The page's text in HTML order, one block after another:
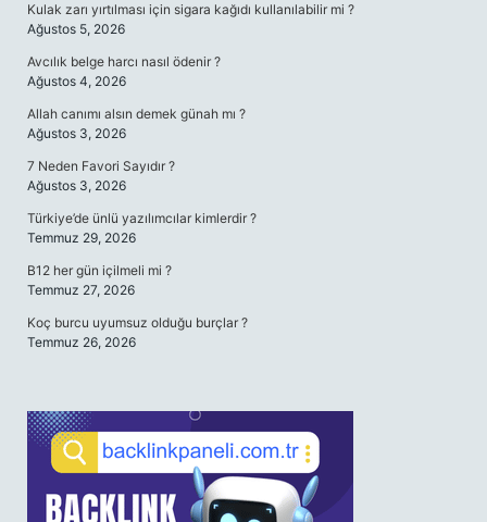
Kulak zarı yırtılması için sigara kağıdı kullanılabilir mi ?
Ağustos 5, 2026
Avcılık belge harcı nasıl ödenir ?
Ağustos 4, 2026
Allah canımı alsın demek günah mı ?
Ağustos 3, 2026
7 Neden Favori Sayıdır ?
Ağustos 3, 2026
Türkiye’de ünlü yazılımcılar kimlerdir ?
Temmuz 29, 2026
B12 her gün içilmeli mi ?
Temmuz 27, 2026
Koç burcu uyumsuz olduğu burçlar ?
Temmuz 26, 2026